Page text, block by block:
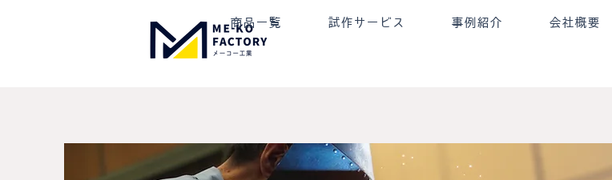
商品一覧 試作サービス 事例紹介 会社概要